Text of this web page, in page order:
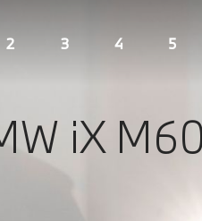
2 3 4 5
iX M60